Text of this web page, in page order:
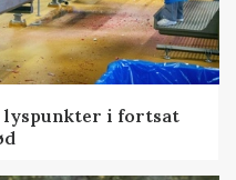
i fortsat